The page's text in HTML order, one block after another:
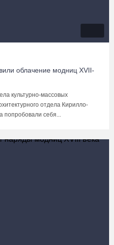
облачение модниц XVII-
культурно-массовых
отдела Кирилло-
попробовали себя...